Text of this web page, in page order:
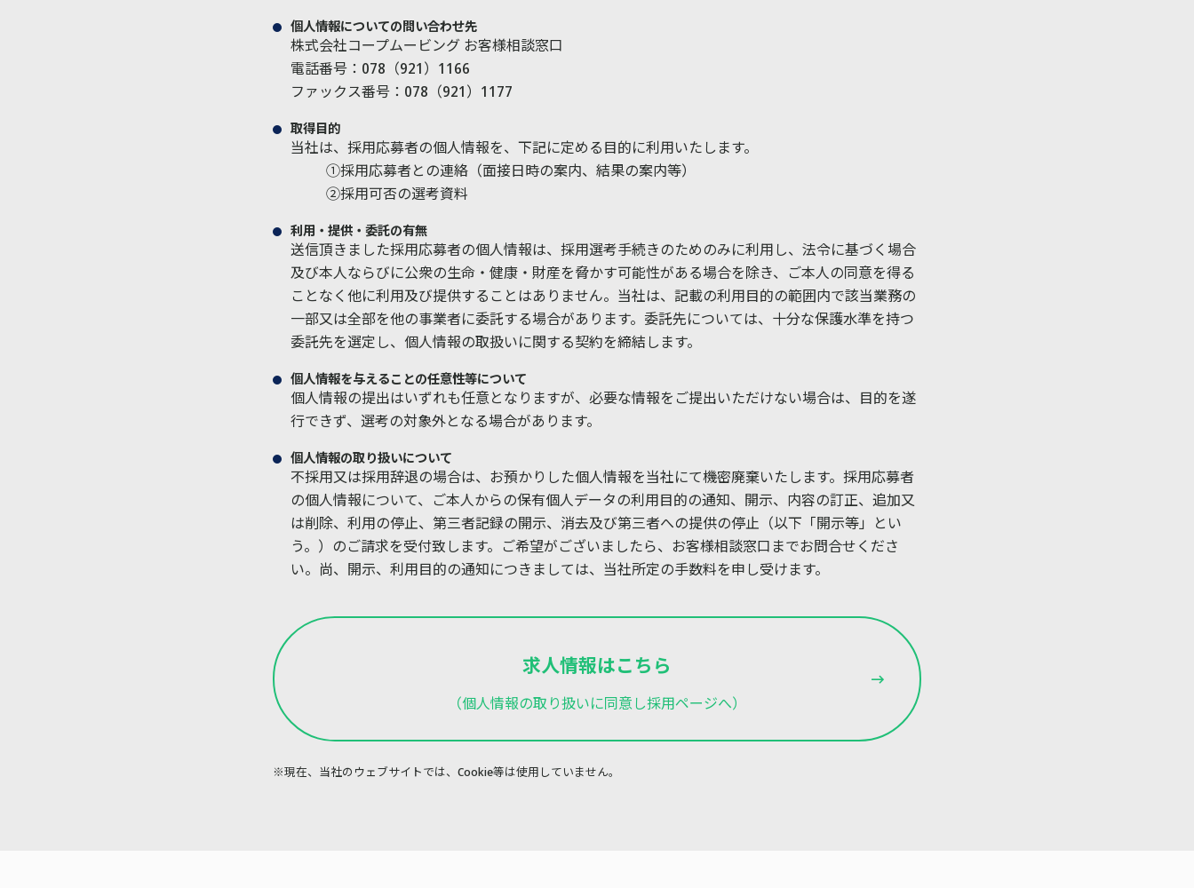
個人情報についての問い合わせ先
株式会社コープムービング お客様相談窓口
電話番号：078（921）1166
ファックス番号：078（921）1177
取得目的
当社は、採用応募者の個人情報を、下記に定める目的に利用いたします。
①採用応募者との連絡（面接日時の案内、結果の案内等）
②採用可否の選考資料
利用・提供・委託の有無
送信頂きました採用応募者の個人情報は、採用選考手続きのためのみに利用し、法令に基づく場合
及び本人ならびに公衆の生命・健康・財産を脅かす可能性がある場合を除き、ご本人の同意を得る
ことなく他に利用及び提供することはありません。当社は、記載の利用目的の範囲内で該当業務の
一部又は全部を他の事業者に委託する場合があります。委託先については、十分な保護水準を持つ
委託先を選定し、個人情報の取扱いに関する契約を締結します。
個人情報を与えることの任意性等について
個人情報の提出はいずれも任意となりますが、必要な情報をご提出いただけない場合は、目的を遂
行できず、選考の対象外となる場合があります。
個人情報の取り扱いについて
不採用又は採用辞退の場合は、お預かりした個人情報を当社にて機密廃棄いたします。採用応募者
の個人情報について、ご本人からの保有個人データの利用目的の通知、開示、内容の訂正、追加又
は削除、利用の停止、第三者記録の開示、消去及び第三者への提供の停止（以下「開示等」とい
う。）のご請求を受付致します。ご希望がございましたら、お客様相談窓口までお問合せくださ
い。尚、開示、利用目的の通知につきましては、当社所定の手数料を申し受けます。
求人情報はこちら
（個人情報の取り扱いに同意し採用ページへ）
※現在、当社のウェブサイトでは、Cookie等は使用していません。